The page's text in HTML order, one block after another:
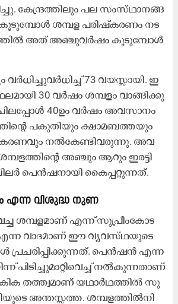
കേ​ന്ദ്ര​ത്തി​ലും പ​ല സം​സ്​​ഥാ​ന​ങ്ങ​
കൂ​ടു​മ്പോ​ൾ ശ​മ്പ​ള പ​രി​ഷ്ക​ര​ണം ന​ട​
അ​ത് അ​ഞ്ചു​വ​ർ​ഷം കൂ​ടു​മ്പോ​ൾ
73 വ​യ​സ്സാ​യി. ഇ​
30 വ​ർ​ഷം ശ​മ്പ​ളം വാ​ങ്ങി​ക്കൂ​
​ചി​ല​പ്പോ​ൾ 40ഉം ​വ​ർ​ഷം അ​വ​സാ​നം
പ​കു​തി​യും ക്ഷാ​മ​ബ​ത്ത​യും
ന​ൽ​കേ​ണ്ടി​വ​രു​ന്നു. അ​വ​
അ​ഞ്ചും ആ​റും ഇ​ര​ട്ടി​
പെ​ൻ​ഷ​നാ​യി കൈ​പ്പ​റ്റു​ന്ന​ത്.
എ​ന്ന വി​ശു​ദ്ധ നു​ണ
ശ​മ്പ​ള​മാ​ണ് എ​ന്ന് സു​പ്രീം​കോ​ട​
എ​ന്ന വാ​ദ​മാ​ണ് ഈ ​വ്യ​വ​സ്​​ഥ​യു​ടെ
പ്ര​ച​രി​പ്പി​ക്കു​ന്ന​ത്. പെ​ൻ​ഷ​ൻ എ​ന്ന​
പി​ടി​ച്ചു​മാ​റ്റി​വെ​ച്ച് ന​ൽ​കു​ന്ന​താ​ണ്
ത​ത്ത്വ​മാ​ണ് യ​ഥാ​ർ​ഥ​ത്തി​ൽ സു​
അ​ന്ത​സ്സ​ത്ത. ശ​മ്പ​ള​ത്തി​ൽ​നി​